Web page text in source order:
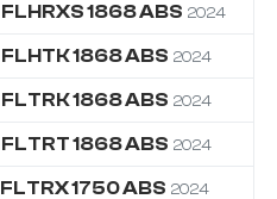
FLHRXS 1868 ABS 2024
FLHTK 1868 ABS 2024
FLTRK 1868 ABS 2024
FLTRT 1868 ABS 2024
FLTRX 1750 ABS 2024